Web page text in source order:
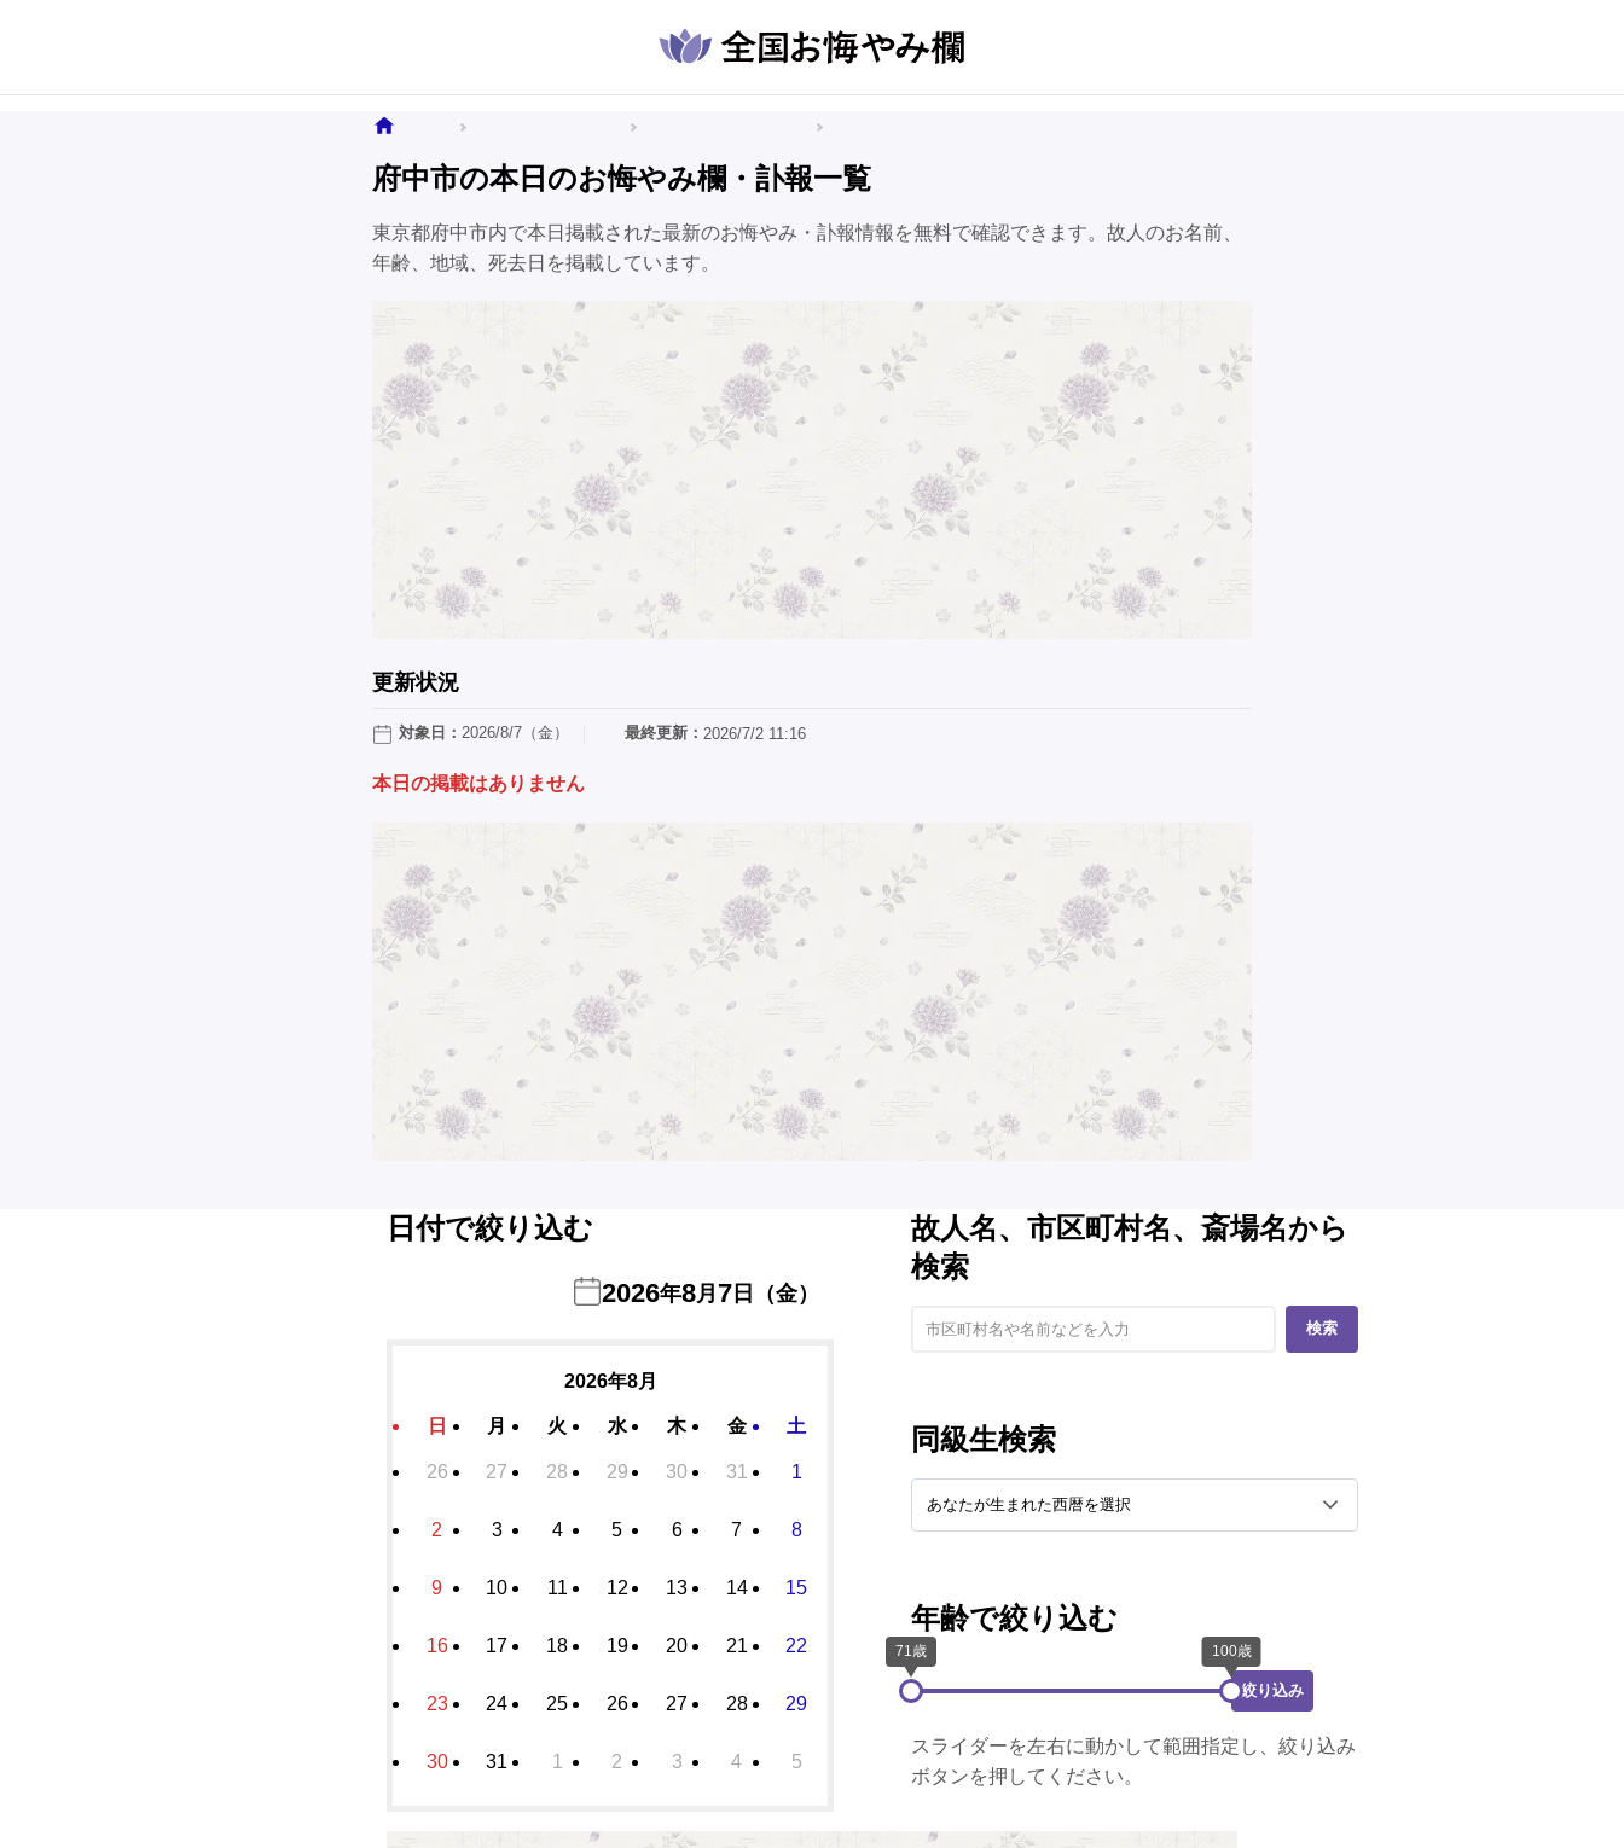
府中市の本日のお悔やみ欄・訃報一覧
東京都府中市内で本日掲載された最新のお悔やみ・訃報情報を無料で確認できます。故人のお名前、
年齢、地域、死去日を掲載しています。
更新状況
対象日： 2026/8/7（金） 最終更新： 2026/7/2 11:16
本日の掲載はありません
日付で絞り込む
2026年8月 7 日（金）
2026年8月
日 月 火 水 木 金 土
26 27 28 29 30 31 1
2 3 4 5 6 7 8
9 10 11 12 13 14 15
16 17 18 19 20 21 22
23 24 25 26 27 28 29
30 31 1 2 3 4 5
故人名、市区町村名、斎場名から
検索
検索
同級生検索
年齢で絞り込む
絞り込み
スライダーを左右に動かして範囲指定し、絞り込み
ボタンを押してください。